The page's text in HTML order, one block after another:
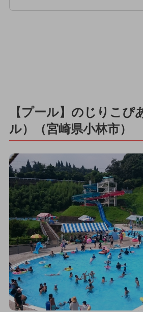
【プール】のじりこぴ
ル）（宮崎県小林市）